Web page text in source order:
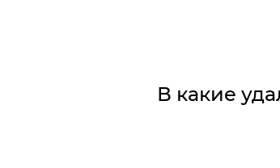
В какие